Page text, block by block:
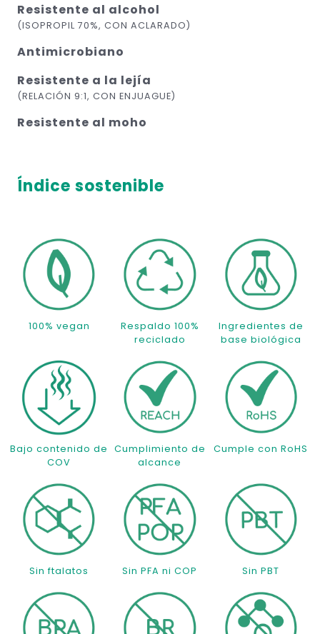
Resistente al alcohol
(ISOPROPIL 70%, CON ACLARADO)
Antimicrobiano
Resistente a la lejía
(RELACIÓN 9:1, CON ENJUAGUE)
Resistente al moho
Índice sostenible
100% vegan
Respaldo 100%
reciclado
Ingredientes de
base biológica
Bajo contenido de
COV
Cumplimiento de
alcance
Cumple con RoHS
Sin ftalatos Sin PFA ni COP Sin PBT